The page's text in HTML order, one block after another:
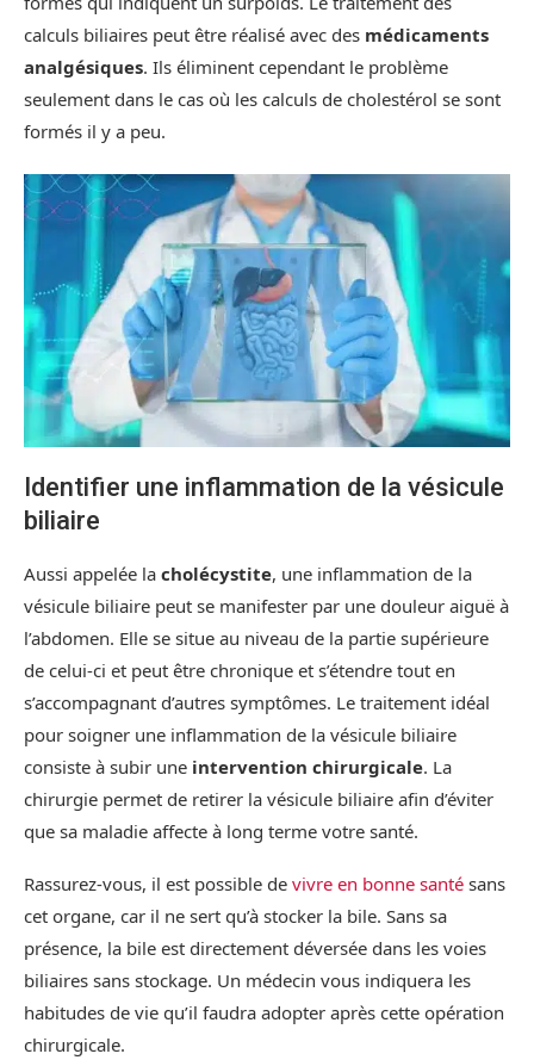
calculs biliaires peut être réalisé avec des médicaments
analgésiques. Ils éliminent cependant le problème
seulement dans le cas où les calculs de cholestérol se sont
formés il y a peu.
Identifier une inflammation de la vésicule
biliaire
Aussi appelée la cholécystite, une inflammation de la
vésicule biliaire peut se manifester par une douleur aiguë à
l’abdomen. Elle se situe au niveau de la partie supérieure
de celui-ci et peut être chronique et s’étendre tout en
s’accompagnant d’autres symptômes. Le traitement idéal
pour soigner une inflammation de la vésicule biliaire
consiste à subir une intervention chirurgicale. La
chirurgie permet de retirer la vésicule biliaire afin d’éviter
que sa maladie affecte à long terme votre santé.
Rassurez-vous, il est possible de vivre en bonne santé sans
cet organe, car il ne sert qu’à stocker la bile. Sans sa
présence, la bile est directement déversée dans les voies
biliaires sans stockage. Un médecin vous indiquera les
habitudes de vie qu’il faudra adopter après cette opération
chirurgicale.